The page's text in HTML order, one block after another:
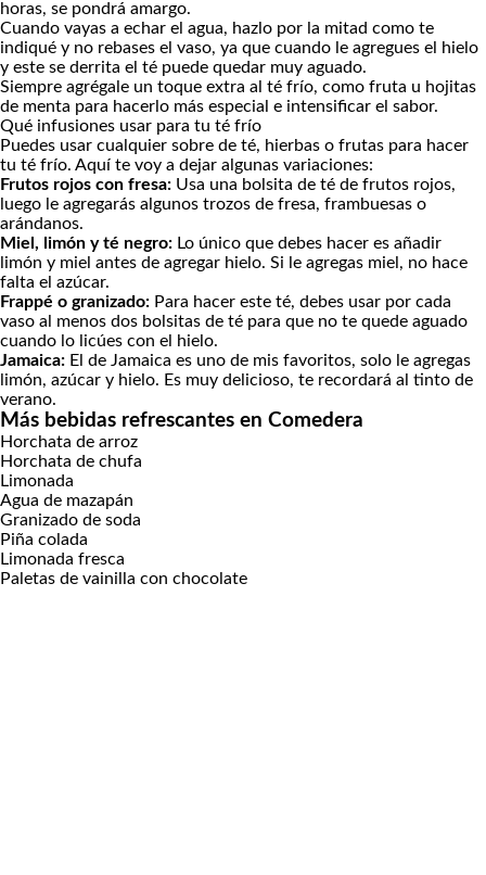
horas, se pondrá amargo.
Cuando vayas a echar el agua, hazlo por la mitad como te
indiqué y no rebases el vaso, ya que cuando le agregues el hielo
y este se derrita el té puede quedar muy aguado.
Siempre agrégale un toque extra al té frío, como fruta u hojitas
de menta para hacerlo más especial e intensificar el sabor.
Qué infusiones usar para tu té frío
Puedes usar cualquier sobre de té, hierbas o frutas para hacer
tu té frío. Aquí te voy a dejar algunas variaciones:
Frutos rojos con fresa: Usa una bolsita de té de frutos rojos,
luego le agregarás algunos trozos de fresa, frambuesas o
arándanos.
Miel, limón y té negro: Lo único que debes hacer es añadir
limón y miel antes de agregar hielo. Si le agregas miel, no hace
falta el azúcar.
Frappé o granizado: Para hacer este té, debes usar por cada
vaso al menos dos bolsitas de té para que no te quede aguado
cuando lo licúes con el hielo.
Jamaica: El de Jamaica es uno de mis favoritos, solo le agregas
limón, azúcar y hielo. Es muy delicioso, te recordará al tinto de
verano.
Más bebidas refrescantes en Comedera
Horchata de arroz
Horchata de chufa
Limonada
Agua de mazapán
Granizado de soda
Piña colada
Limonada fresca
Paletas de vainilla con chocolate